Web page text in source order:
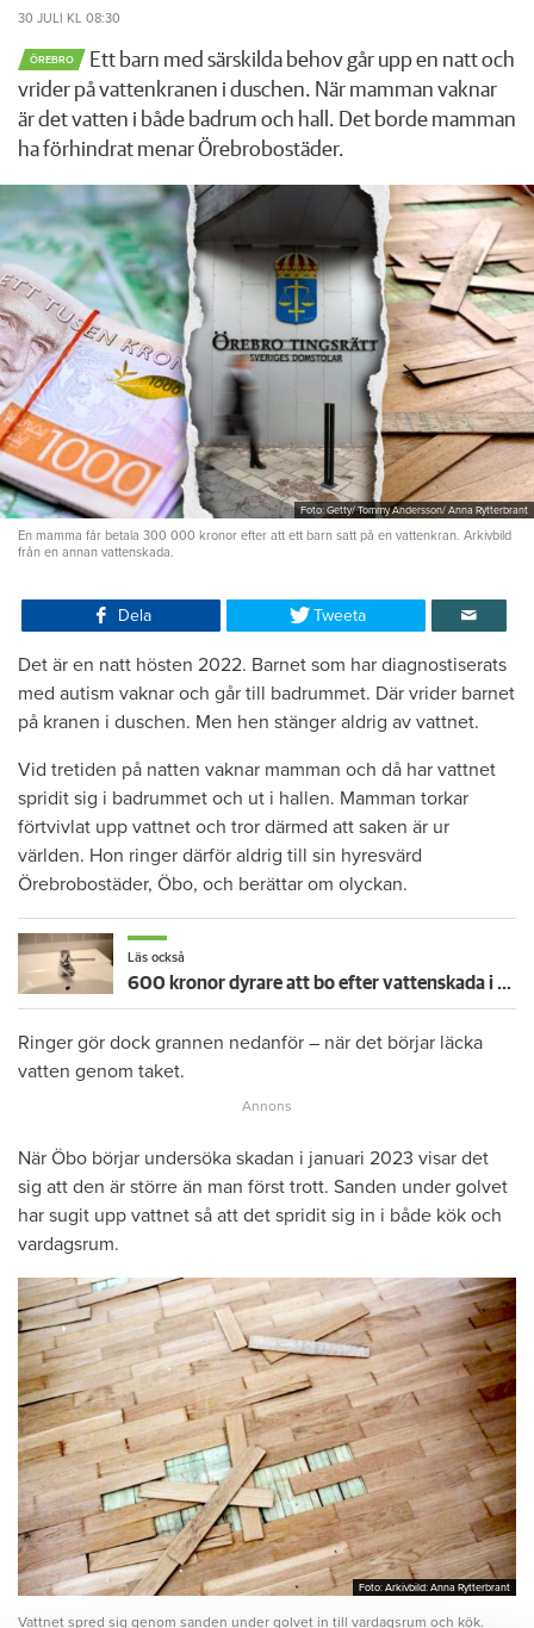
30 JULI KL 08:30
ÖREBRO
Ett barn med särskilda behov går upp en natt och
vrider på vattenkranen i duschen. När mamman vaknar
är det vatten i både badrum och hall. Det borde mamman
ha förhindrat menar Örebrobostäder.
Foto: Getty/ Tommy Andersson/ Anna Rytterbrant
En mamma får betala 300 000 kronor efter att ett barn satt på en vattenkran. Arkivbild
från en annan vattenskada.
Dela Tweeta
Det är en natt hösten 2022. Barnet som har diagnostiserats
med autism vaknar och går till badrummet. Där vrider barnet
på kranen i duschen. Men hen stänger aldrig av vattnet.
Vid tretiden på natten vaknar mamman och då har vattnet
spridit sig i badrummet och ut i hallen. Mamman torkar
förtvivlat upp vattnet och tror därmed att saken är ur
världen. Hon ringer därför aldrig till sin hyresvärd
Örebrobostäder, Öbo, och berättar om olyckan.
Läs också
600 kronor dyrare att bo efter vattenskada i Varberg
Ringer gör dock grannen nedanför – när det börjar läcka
vatten genom taket.
När Öbo börjar undersöka skadan i januari 2023 visar det
sig att den är större än man först trott. Sanden under golvet
har sugit upp vattnet så att det spridit sig in i både kök och
vardagsrum.
Foto: Arkivbild: Anna Rytterbrant
Foto: Arkivbild: Anna Rytterbrant
Vattnet spred sig genom sanden under golvet in till vardagsrum och kök.